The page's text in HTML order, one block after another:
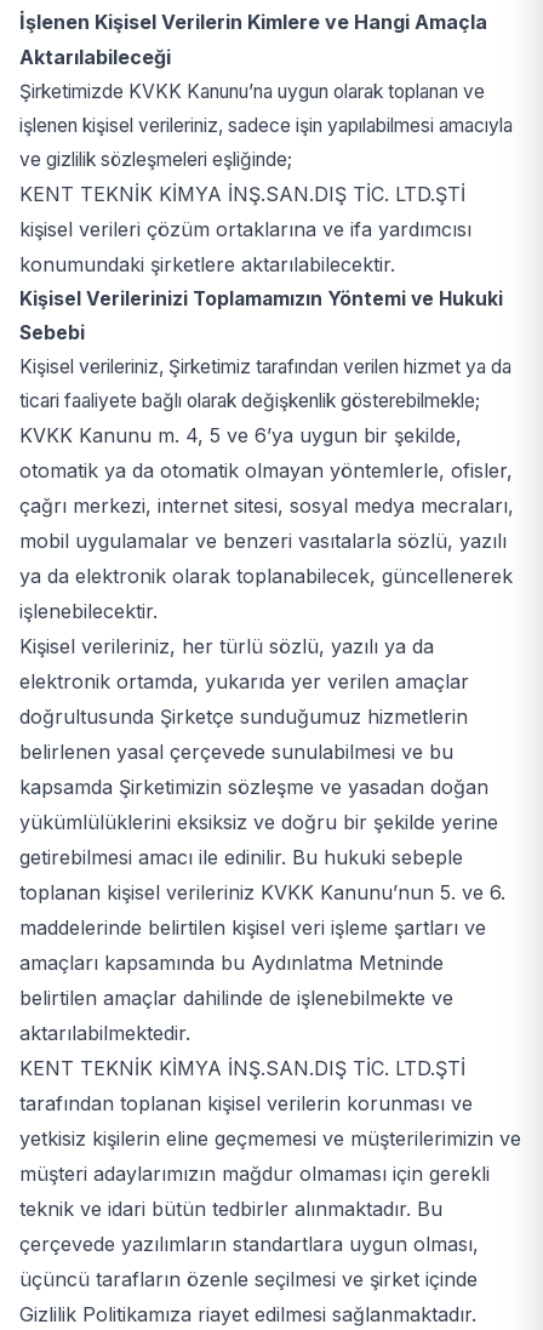
İşlenen Kişisel Verilerin Kimlere ve Hangi Amaçla
Aktarılabileceği
Şirketimizde KVKK Kanunu’na uygun olarak toplanan ve
işlenen kişisel verileriniz, sadece işin yapılabilmesi amacıyla
ve gizlilik sözleşmeleri eşliğinde;
KENT TEKNİK KİMYA İNŞ.SAN.DIŞ TİC. LTD.ŞTİ
kişisel verileri çözüm ortaklarına ve ifa yardımcısı
konumundaki şirketlere aktarılabilecektir.
Kişisel Verilerinizi Toplamamızın Yöntemi ve Hukuki
Sebebi
Kişisel verileriniz, Şirketimiz tarafından verilen hizmet ya da
ticari faaliyete bağlı olarak değişkenlik gösterebilmekle;
KVKK Kanunu m. 4, 5 ve 6’ya uygun bir şekilde,
otomatik ya da otomatik olmayan yöntemlerle, ofisler,
çağrı merkezi, internet sitesi, sosyal medya mecraları,
mobil uygulamalar ve benzeri vasıtalarla sözlü, yazılı
ya da elektronik olarak toplanabilecek, güncellenerek
işlenebilecektir.
Kişisel verileriniz, her türlü sözlü, yazılı ya da
elektronik ortamda, yukarıda yer verilen amaçlar
doğrultusunda Şirketçe sunduğumuz hizmetlerin
belirlenen yasal çerçevede sunulabilmesi ve bu
kapsamda Şirketimizin sözleşme ve yasadan doğan
yükümlülüklerini eksiksiz ve doğru bir şekilde yerine
getirebilmesi amacı ile edinilir. Bu hukuki sebeple
toplanan kişisel verileriniz KVKK Kanunu’nun 5. ve 6.
maddelerinde belirtilen kişisel veri işleme şartları ve
amaçları kapsamında bu Aydınlatma Metninde
belirtilen amaçlar dahilinde de işlenebilmekte ve
aktarılabilmektedir.
KENT TEKNİK KİMYA İNŞ.SAN.DIŞ TİC. LTD.ŞTİ
tarafından toplanan kişisel verilerin korunması ve
yetkisiz kişilerin eline geçmemesi ve müşterilerimizin ve
müşteri adaylarımızın mağdur olmaması için gerekli
teknik ve idari bütün tedbirler alınmaktadır. Bu
çerçevede yazılımların standartlara uygun olması,
üçüncü tarafların özenle seçilmesi ve şirket içinde
Gizlilik Politikamıza riayet edilmesi sağlanmaktadır.